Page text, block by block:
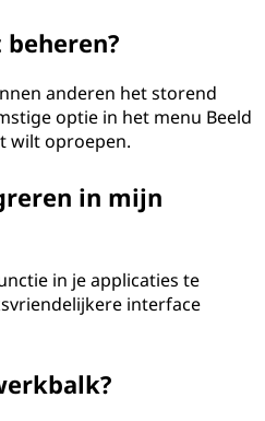
anderen het storend
optie in het menu Beeld
wilt oproepen.
in mijn
in je applicaties te
interface